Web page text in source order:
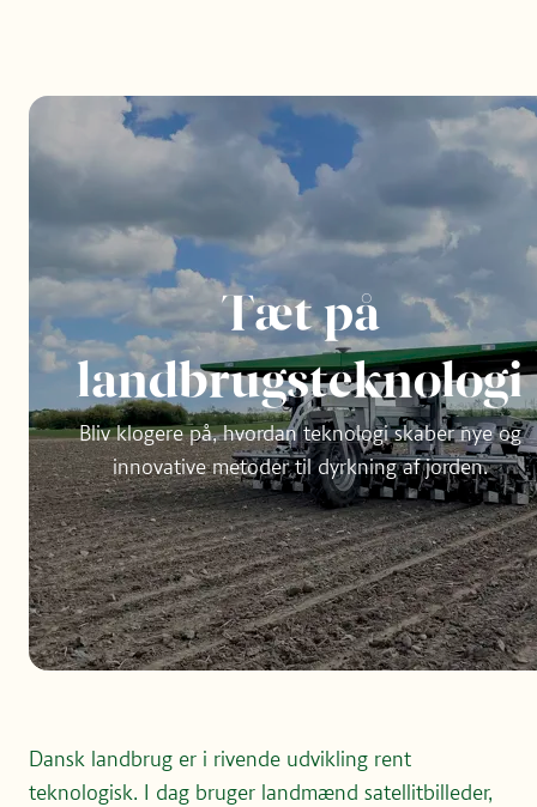
Tæt på
landbrugsteknologi
Bliv klogere på, hvordan teknologi skaber nye og
innovative metoder til dyrkning af jorden.
Dansk landbrug er i rivende udvikling rent
teknologisk. I dag bruger landmænd satellitbilleder,